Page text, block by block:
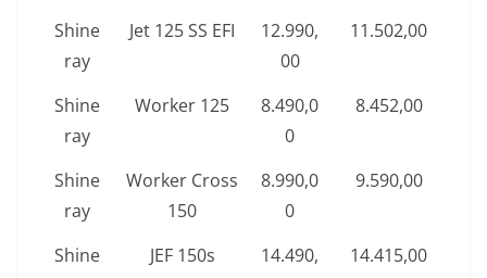
Shine
ray
Jet 125 SS EFI
12.990,
00
11.502,00
Shine
ray
Worker 125
8.490,0
0
8.452,00
Shine
ray
Worker Cross
150
8.990,0
0
9.590,00
Shine
JEF 150s
14.490,
14.415,00